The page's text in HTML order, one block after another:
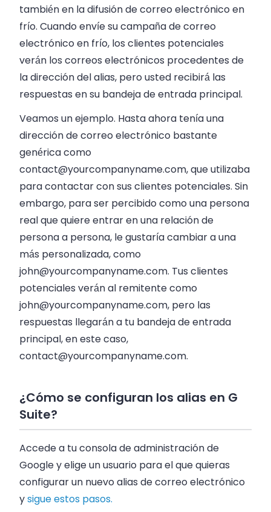
también en la difusión de correo electrónico en
frío. Cuando envíe su campaña de correo
electrónico en frío, los clientes potenciales
verán los correos electrónicos procedentes de
la dirección del alias, pero usted recibirá las
respuestas en su bandeja de entrada principal.
Veamos un ejemplo. Hasta ahora tenía una
dirección de correo electrónico bastante
genérica como
contact@yourcompanyname.com, que utilizaba
para contactar con sus clientes potenciales. Sin
embargo, para ser percibido como una persona
real que quiere entrar en una relación de
persona a persona, le gustaría cambiar a una
más personalizada, como
john@yourcompanyname.com. Tus clientes
potenciales verán al remitente como
john@yourcompanyname.com, pero las
respuestas llegarán a tu bandeja de entrada
principal, en este caso,
contact@yourcompanyname.com.
¿Cómo se configuran los alias en G
Suite?
Accede a tu consola de administración de
Google y elige un usuario para el que quieras
configurar un nuevo alias de correo electrónico
ysigue estos pasos.